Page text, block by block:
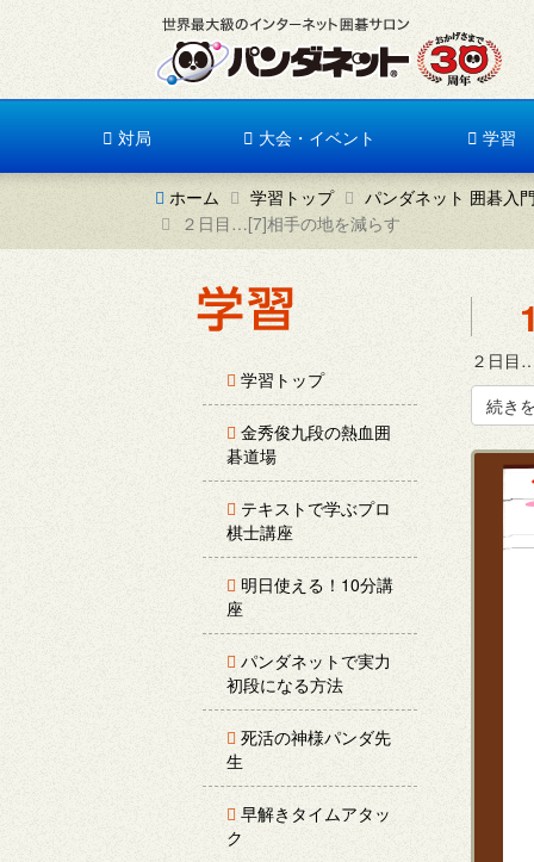
対局 大会・イベント 学習
ホーム 学習トップ
パンダネット 囲碁入
２日目…[7]相手の地を減らす
学習トップ
金秀俊九段の熱血囲
碁道場
テキストで学ぶプロ
棋士講座
明日使える！10分講
座
パンダネットで実力
初段になる方法
死活の神様パンダ先
生
早解きタイムアタッ
ク
２日目
続き